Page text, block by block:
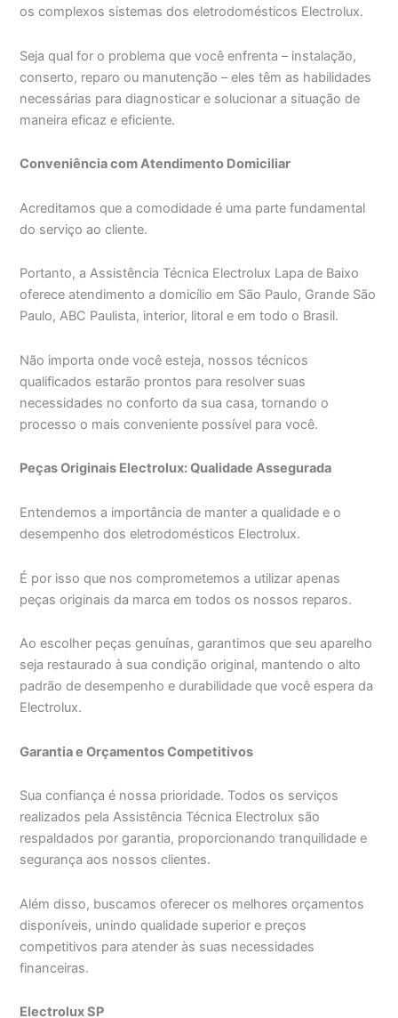
os complexos sistemas dos eletrodomésticos Electrolux.
Seja qual for o problema que você enfrenta – instalação,
conserto, reparo ou manutenção – eles têm as habilidades
necessárias para diagnosticar e solucionar a situação de
maneira eficaz e eficiente.
Conveniência com Atendimento Domiciliar
Acreditamos que a comodidade é uma parte fundamental
do serviço ao cliente.
Portanto, a Assistência Técnica Electrolux Lapa de Baixo
oferece atendimento a domicílio em São Paulo, Grande São
Paulo, ABC Paulista, interior, litoral e em todo o Brasil.
Não importa onde você esteja, nossos técnicos
qualificados estarão prontos para resolver suas
necessidades no conforto da sua casa, tornando o
processo o mais conveniente possível para você.
Peças Originais Electrolux: Qualidade Assegurada
Entendemos a importância de manter a qualidade e o
desempenho dos eletrodomésticos Electrolux.
É por isso que nos comprometemos a utilizar apenas
peças originais da marca em todos os nossos reparos.
Ao escolher peças genuínas, garantimos que seu aparelho
seja restaurado à sua condição original, mantendo o alto
padrão de desempenho e durabilidade que você espera da
Electrolux.
Garantia e Orçamentos Competitivos
Sua confiança é nossa prioridade. Todos os serviços
realizados pela Assistência Técnica Electrolux são
respaldados por garantia, proporcionando tranquilidade e
segurança aos nossos clientes.
Além disso, buscamos oferecer os melhores orçamentos
disponíveis, unindo qualidade superior e preços
competitivos para atender às suas necessidades
financeiras.
Electrolux SP